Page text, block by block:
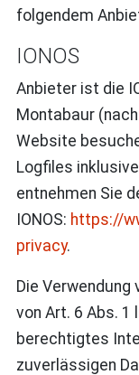
folgendem
IONOS
Anbieter ist die
Montabaur
Website
Logfiles
entnehmen Sie
IONOS: https://
privacy.
Die Verwendung
von Art. 6 Abs. 1
berechtigtes
zuverlässigen